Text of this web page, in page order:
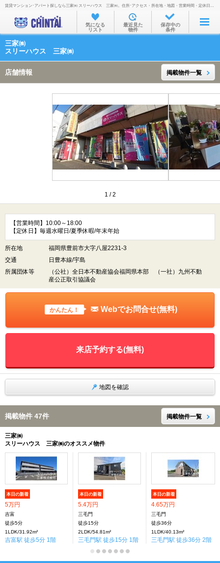
お部屋を探す
沿線・駅から
通勤通学時間から
物件特集から
不動産会社から
TOP
賃貸マンション･アパート探しなら三家㈱ スリーハウス 三家㈱。住所･アクセス・所在地・地図・営業時間・定休日・電話番号などを掲載。
気になる
リスト
最近見た
物件
保存中の
条件
三家㈱
スリーハウス 三家㈱
店舗情報 掲載物件一覧
1 /2
【営業時間】10:00～18:00
【定休日】毎週水曜日/夏季休暇/年末年始
所在地
福岡県豊前市大字八屋2231-3
交通
日豊本線/宇島
所属団体等
（公社）全日本不動産協会福岡県本部 （一社）九州不動
産公正取引協議会
かんたん！ Webでお問合せ(無料)
来店予約する(無料)
地図を確認
掲載物件 47件 掲載物件一覧
三家㈱
スリーハウス 三家㈱のオススメ物件
本日の新着
5万円
吉富
徒歩5分
1LDK/31.92m²
吉富駅 徒歩5分 1階
本日の新着
5.4万円
三毛門
徒歩15分
2LDK/54.81m²
三毛門駅 徒歩15分 1階
本日の新着
4.65万円
三毛門
徒歩36分
1LDK/40.13m²
三毛門駅 徒歩36分 2階